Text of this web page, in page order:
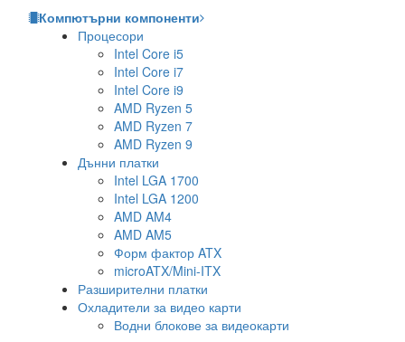
Компютърни компоненти
Процесори
Intel Core i5
Intel Core i7
Intel Core i9
AMD Ryzen 5
AMD Ryzen 7
AMD Ryzen 9
Дънни платки
Intel LGA 1700
Intel LGA 1200
AMD AM4
AMD AM5
Форм фактор ATX
microATX/Mini-ITX
Разширителни платки
Охладители за видео карти
Водни блокове за видеокарти